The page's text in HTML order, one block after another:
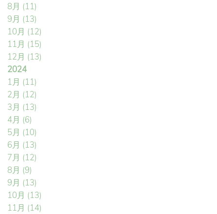
8月 (11)
9月 (13)
10月 (12)
11月 (15)
12月 (13)
2024
1月 (11)
2月 (12)
3月 (13)
4月 (6)
5月 (10)
6月 (13)
7月 (12)
8月 (9)
9月 (13)
10月 (13)
11月 (14)